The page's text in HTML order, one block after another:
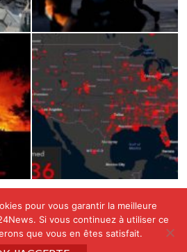
reserved SENEGAL24NEWS by
pour vous garantir la meilleure
Si vous continuez à utiliser ce
que vous en êtes satisfait.